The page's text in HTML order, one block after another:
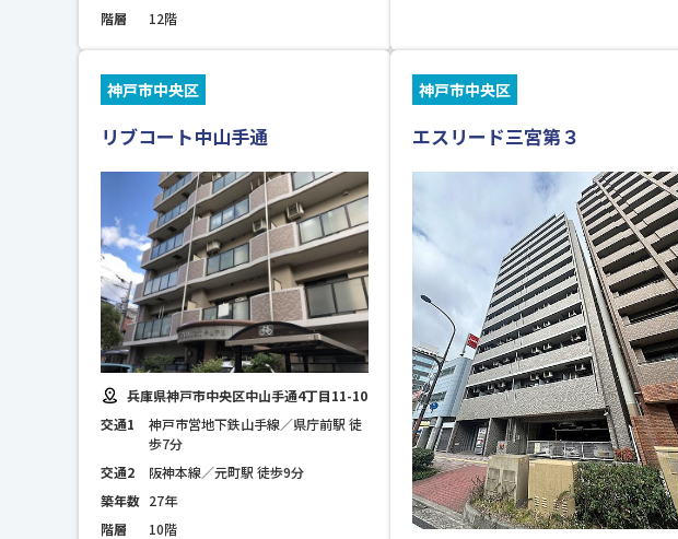
階層
12階
神戸市中央区
リブコート中山手通
兵庫県神戸市中央区中山手通4丁目11-10
交通1
神戸市営地下鉄山手線／県庁前駅 徒
歩7分
交通2
阪神本線／元町駅 徒歩9分
築年数 27年
階層
10階
神戸市中央区
エスリード三宮第３